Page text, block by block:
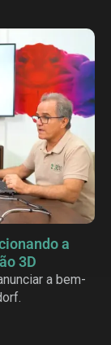
a
3D
a bem-